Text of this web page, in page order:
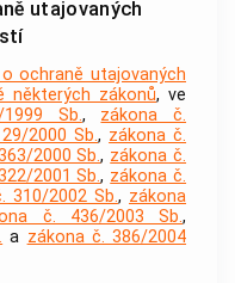
utajovaných
ochraně utajovaných
některých zákonů, ve
Sb., zákona č.
2000 Sb., zákona č.
2000 Sb., zákona č.
2001 Sb., zákona č.
310/2002 Sb., zákona
č. 436/2003 Sb.,
a zákona č. 386/2004